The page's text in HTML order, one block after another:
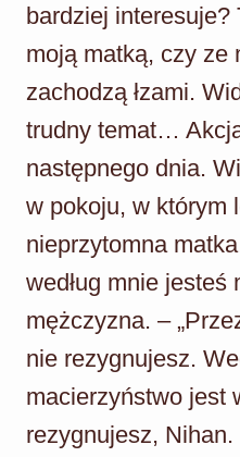
bardziej interesuje?
moją matką, czy ze
zachodzą łzami.
trudny temat…
następnego dnia.
w pokoju, w którym
nieprzytomna
według mnie jesteś
mężczyzna. –
nie rezygnujesz.
macierzyństwo jest
rezygnujesz,